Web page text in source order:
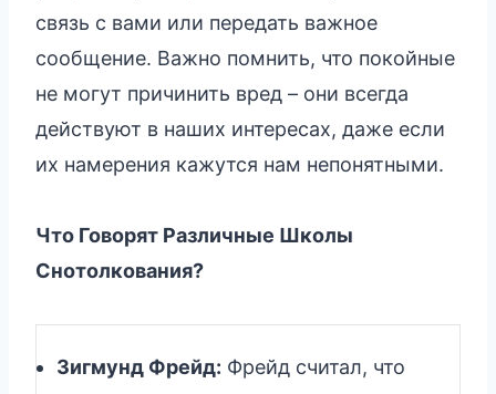
связь с вами или передать важное
сообщение. Важно помнить, что покойные
не могут причинить вред – они всегда
действуют в наших интересах, даже если
их намерения кажутся нам непонятными.
Что Говорят Различные Школы
Снотолкования?
Зигмунд Фрейд: Фрейд считал, что